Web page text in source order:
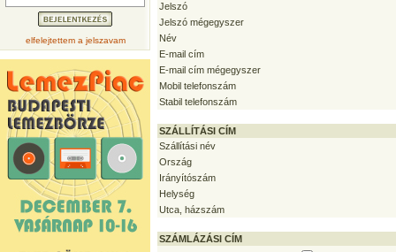
elfelejtettem a jelszavam
Jelszó
Jelszó mégegyszer
Név
E-mail cím
E-mail cím mégegyszer
Mobil telefonszám
Stabil telefonszám
SZÁLLÍTÁSI CÍM
Szállítási név
Ország
Irányítószám
Helység
Utca, házszám
SZÁMLÁZÁSI CÍM